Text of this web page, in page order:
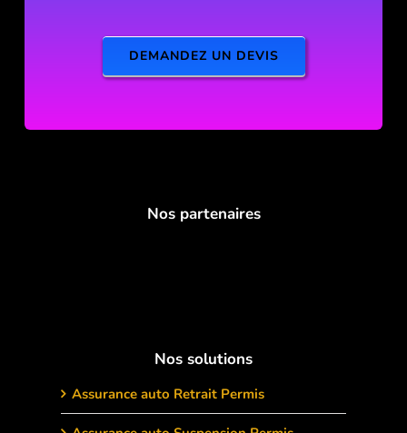
DEMANDEZ UN DEVIS
Nos partenaires
Nos solutions
Assurance auto Retrait Permis